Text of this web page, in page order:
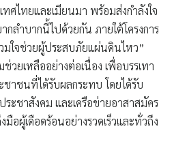
ศไทยและเมียนมา พร้อมส่งกำลังใจ
กลำบากนี้ไปด้วยกัน ภายใต้โครงการ
มใจช่วยผู้ประสบภัยแผ่นดินไหว”
วยเหลืออย่างต่อเนื่อง เพื่อบรรเทา
าชนที่ได้รับผลกระทบ โดยได้รับ
ะชาสังคม และเครือข่ายอาสาสมัคร
อผู้เดือดร้อนอย่างรวดเร็วและทั่วถึง